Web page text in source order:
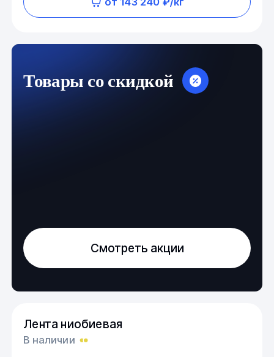
Товары со скидкой
Смотреть акции
Лента ниобиевая
В наличии